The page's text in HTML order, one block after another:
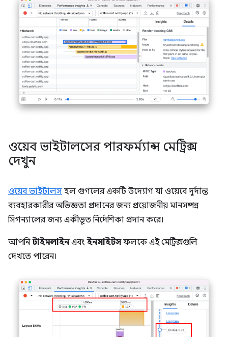
ওয়েব ভাইটালসের পারফর্ম্যান্স মেট্রিক্স
দেখুন
ওয়েব ভাইটালস হল গুগলের একটি উদ্যোগ যা ওয়েবে দুর্দান্ত
ব্যবহারকারীর অভিজ্ঞতা প্রদানের জন্য প্রয়োজনীয় মানসম্পন্ন
সিগন্যালের জন্য একীভূত নির্দেশিকা প্রদান করে।
আপনিটাইমলাইনএবং ইনসাইটসফলকে এই মেট্রিক্সগুলি
দেখতে পারেন।